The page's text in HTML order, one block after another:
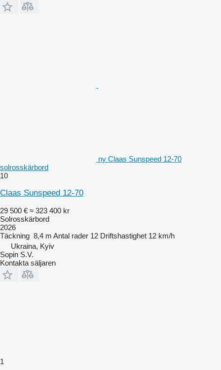
ny Claas Sunspeed 12-70
solrosskärbord
10
Claas Sunspeed 12-70
29 500 € ≈ 323 400 kr
Solrosskärbord
2026
Täckning 8,4 m Antal rader 12 Driftshastighet 12 km/h
Ukraina, Kyiv
Sopin S.V.
Kontakta säljaren
1